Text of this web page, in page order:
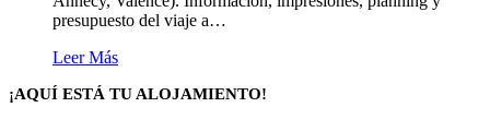
presupuesto del viaje a…
Leer Más
¡AQUÍ ESTÁ TU ALOJAMIENTO!